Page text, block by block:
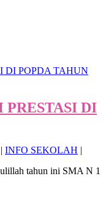
PRESTASI DI
| INFO SEKOLAH |
tahun ini SMA N 1